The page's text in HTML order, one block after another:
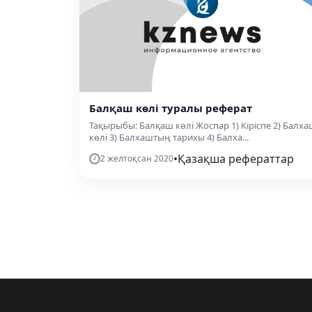
Балқаш көлі туралы реферат
Тақырыбы: Балқаш көлі Жоспар 1) Кіріспе 2)
көлі 3) Балхаштың тарихы 4) Балха...
2 желтоқсан 2020•Қазақша рефераттар